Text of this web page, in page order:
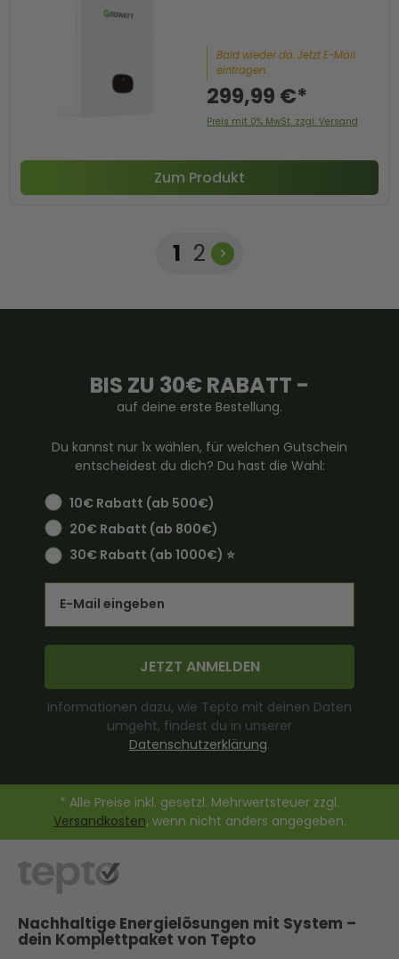
Bald wieder da. Jetzt E-Mail
eintragen.
299,99 €*
Preis mit 0% MwSt. zzgl. Versand
Zum Produkt
Seite
1 Seite
2
BIS ZU 30€ RABATT -
auf deine erste Bestellung.
Du kannst nur 1x wählen, für welchen Gutschein
entscheidest du dich? Du hast die Wahl:
10€ Rabatt (ab 500€)
20€ Rabatt (ab 800€)
30€ Rabatt (ab 1000€) ⭐️
JETZT ANMELDEN
Informationen dazu, wie Tepto mit deinen Daten
umgeht, findest du in unserer
Datenschutzerklärung.
* Alle Preise inkl. gesetzl. Mehrwertsteuer zzgl.
Versandkosten, wenn nicht anders angegeben.
Nachhaltige Energielösungen mit System –
dein Komplettpaket von Tepto